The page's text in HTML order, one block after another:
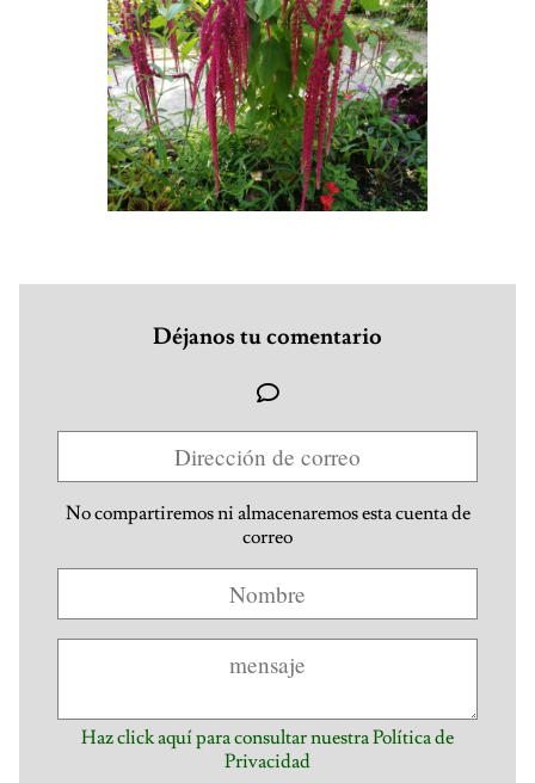
Déjanos tu comentario
No compartiremos ni almacenaremos esta cuenta de
correo
Haz click aquí para consultar nuestra Política de
Privacidad